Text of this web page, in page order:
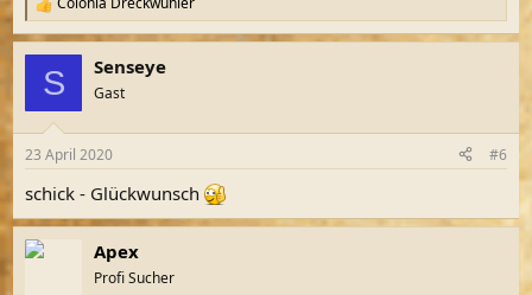
R
e
a
e
:
S Senseye
Gast
23 April 2020 #6
schick - Glückwunsch
Apex
Profi Sucher